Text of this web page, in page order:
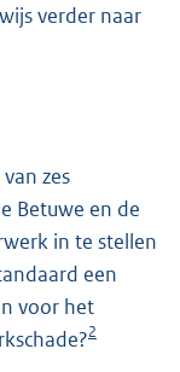
verder naar
zes
Betuwe en de
in te stellen
een
voor het
2